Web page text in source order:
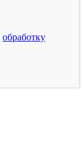
обработку